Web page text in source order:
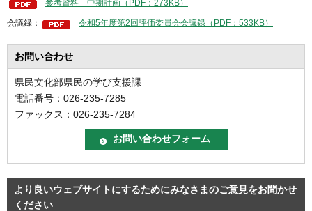
参考資料 中期計画（PDF：273KB）
会議録： 令和5年度第2回評価委員会会議録（PDF：533KB）
お問い合わせ
県民文化部県民の学び支援課
電話番号：026-235-7285
ファックス：026-235-7284
より良いウェブサイトにするためにみなさまのご意見をお聞かせ
ください